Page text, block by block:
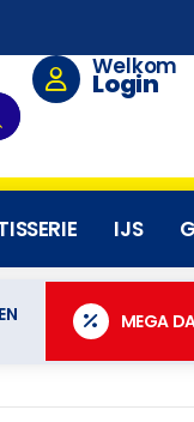
Welkom
Login
IJS
MEGA